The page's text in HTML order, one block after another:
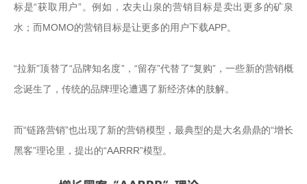
标是“获取用户”。例如，农夫山泉的营销目标是卖出更多的矿泉
水；而MOMO的营销目标是让更多的用户下载APP。
“拉新”顶替了“品牌知名度”，“留存”代替了“复购”，一些新的营销概
念诞生了，传统的品牌理论遭遇了新经济体的肢解。
而“链路营销”也出现了新的营销模型，最典型的是大名鼎鼎的“增长
黑客”理论里，提出的“AARRR”模型。